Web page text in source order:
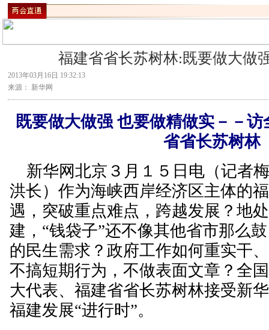
福建省省长苏树林:既要做大做
2013年03月16日 19:32:13
来源： 新华网
既要做大做强 也要做精做实－－
省省长苏树林
新华网北京３月１５日电（记者
洪长）作为海峡西岸经济区主体的
遇，突破重点难点，跨越发展？地
建，“钱袋子”还不像其他省市那么
的民生需求？政府工作如何重实干
不搞短期行为，不做表面文章？全
大代表、福建省省长苏树林接受新
福建发展“进行时”。